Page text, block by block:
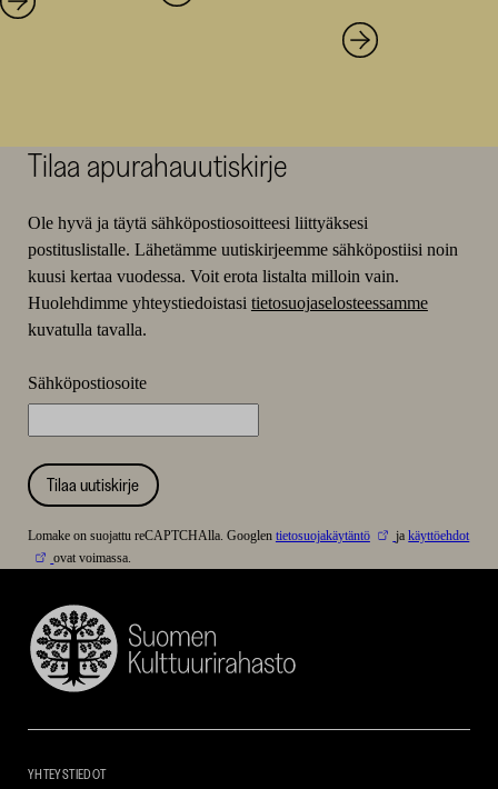
Tilaa apurahauutiskirje
Ole hyvä ja täytä sähköpostiosoitteesi liittyäksesi
postituslistalle. Lähetämme uutiskirjeemme sähköpostiisi noin
kuusi kertaa vuodessa. Voit erota listalta milloin vain.
Huolehdimme yhteystiedoistasi tietosuojaselosteessamme
kuvatulla tavalla.
Sähköpostiosoite
Tilaa uutiskirje
Lomake on suojattu reCAPTCHAlla. Googlen tietosuojakäytäntö jakäyttöehdot
ovat voimassa.
Suomen
Kulttuurirahasto
YHTEYSTIEDOT